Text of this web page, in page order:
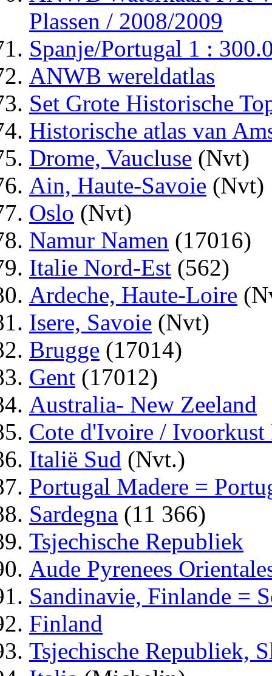
Plassen / 2008/2009
Spanje/Portugal 1 :
ANWB wereldatlas
Set Grote Historische
Historische atlas van
Drome, Vaucluse (Nvt)
Ain, Haute-Savoie (Nvt)
Oslo (Nvt)
Namur Namen (17016)
Italie Nord-Est (562)
Ardeche, Haute-Loire
Isere, Savoie (Nvt)
Brugge (17014)
Gent (17012)
Australia- New Zeeland
Cote d'Ivoire / Ivoorkust
Italië Sud (Nvt.)
Portugal Madere =
Sardegna (11 366)
Tsjechische Republiek
Aude Pyrenees
Sandinavie, Finlande =
Finland
Tsjechische Republiek,